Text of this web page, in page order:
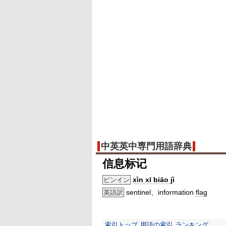
中英英中専門用語辞典
信息标记
ピンイン xìn xī biāo jì
英語訳 sentinel、information flag